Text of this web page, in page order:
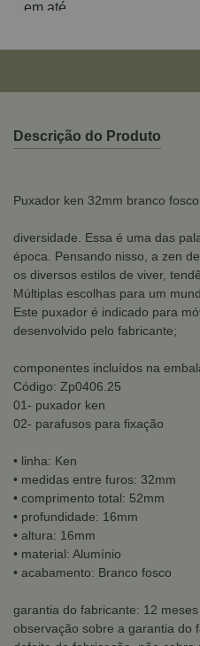
Descrição do Produto
Puxador ken 32mm branco fosco
diversidade. Essa é uma das
época. Pensando nisso, a zen
os diversos estilos de viver,
Múltiplas escolhas para um
Este puxador é indicado para
desenvolvido pelo fabricante;
componentes incluídos na
Código: Zp0406.25
01- puxador ken
02- parafusos para fixação
• linha: Ken
• medidas entre furos: 32mm
• comprimento total: 52mm
• profundidade: 16mm
• altura: 16mm
• material: Alumínio
• acabamento: Branco fosco
garantia do fabricante: 12 meses
observação sobre a garantia do